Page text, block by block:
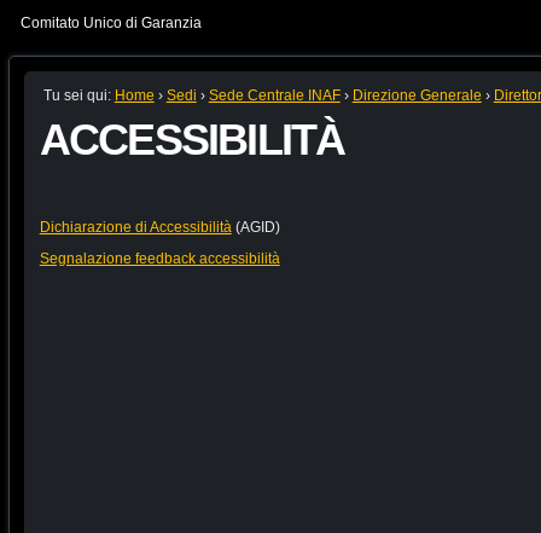
Comitato Unico di Garanzia
Tu sei qui: Home › Sedi › Sede Centrale INAF › Direzione Generale ›
ACCESSIBILITÀ
Dichiarazione di Accessibilità (AGID)
Segnalazione feedback accessibilità